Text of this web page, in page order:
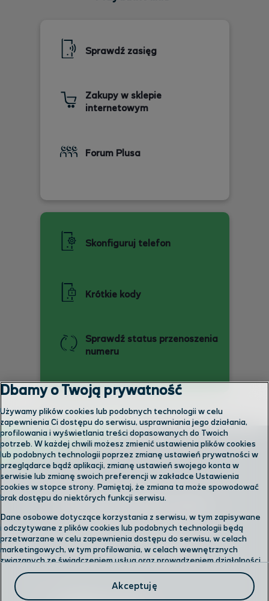
Sprawdź zasięg
Zakupy w sklepie
internetowym
Forum Plusa
Skonfiguruj telefon
Krótkie kody
Sprawdź status przenoszenia
numeru
Skontaktuj się z nami
Odwiedź nas w salonie
Formularz kontaktowy
Dbamy o Twoją prywatność
Używamy plików cookies lub podobnych technologii w celu
zapewnienia Ci dostępu do serwisu, usprawniania jego działania,
profilowania i wyświetlania treści dopasowanych do Twoich
potrzeb. W każdej chwili możesz zmienić ustawienia plików cookies
lub podobnych technologii poprzez zmianę ustawień prywatności w
przeglądarce bądź aplikacji, zmianę ustawień swojego konta w
serwisie lub zmianę swoich preferencji w zakładce Ustawienia
cookies w stopce strony. Pamiętaj, że zmiana ta może spowodować
brak dostępu do niektórych funkcji serwisu.
Dane osobowe dotyczące korzystania z serwisu, w tym zapisywane
i odczytywane z plików cookies lub podobnych technologii będą
przetwarzane w celu zapewnienia dostępu do serwisu, w celach
marketingowych, w tym profilowania, w celach wewnętrznych
związanych ze świadczeniem usług oraz prowadzeniem działalności
gospodarczej, w tym dowodowych, analitycznych i statystycznych,
wykrywania i eliminowania nadużyć oraz w celu wykonywania
obowiązków wynikających z przepisów prawa. Administratorem
Akceptuję